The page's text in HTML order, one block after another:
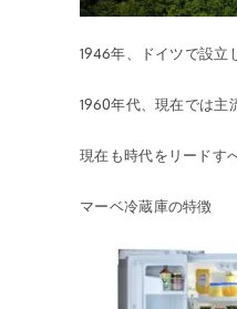
1946年、ドイツで設立
1960年代、現在では主
現在も時代をリードす
マーベ冷蔵庫の特徴